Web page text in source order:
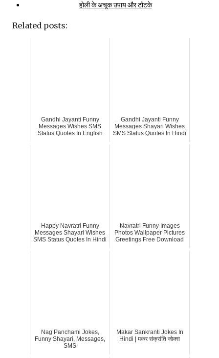
होली के अचूक उपाय और टोटके
Related posts:
Gandhi Jayanti Funny
Messages Wishes SMS
Status Quotes In English
Gandhi Jayanti Funny
Messages Shayari Wishes
SMS Status Quotes In Hindi
Happy Navratri Funny
Messages Shayari Wishes
SMS Status Quotes In Hindi
Navratri Funny Images
Photos Wallpaper Pictures
Greetings Free Download
Nag Panchami Jokes,
Funny Shayari, Messages,
SMS
Makar Sankranti Jokes In
Hindi | मकर संक्रांति जोक्स